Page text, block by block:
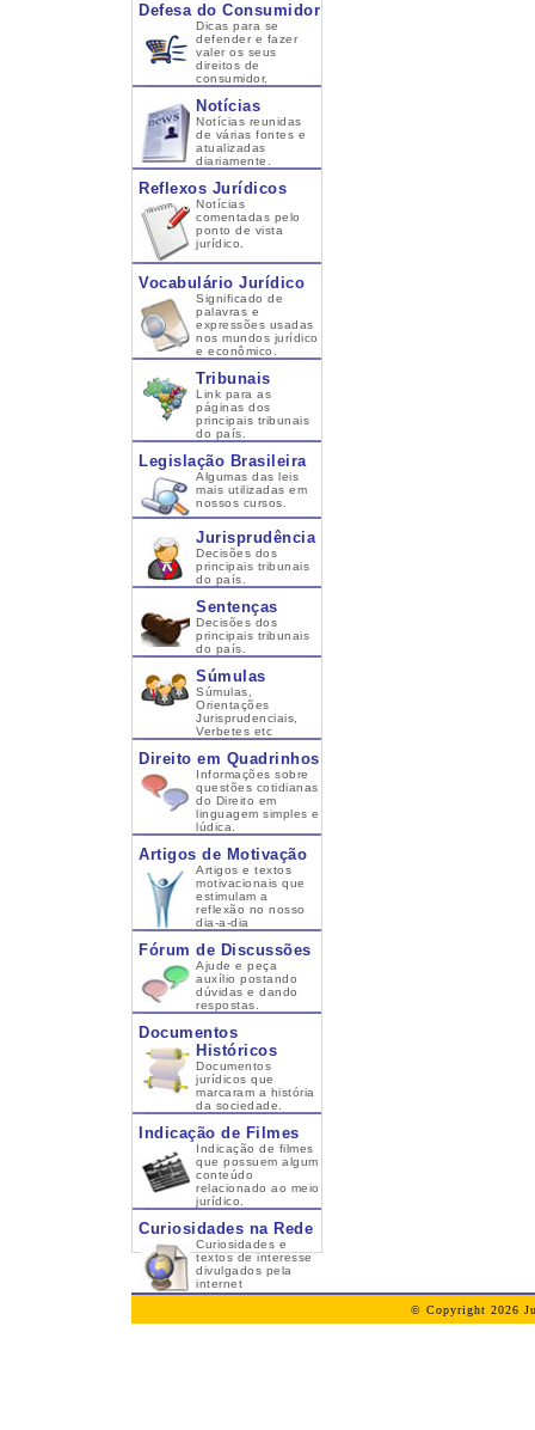
Defesa do Consumidor
Dicas para se
defender e fazer
valer os seus
direitos de
consumidor.
Notícias
Notícias reunidas
de várias fontes e
atualizadas
diariamente.
Reflexos Jurídicos
Notícias
comentadas pelo
ponto de vista
jurídico.
Vocabulário Jurídico
Significado de
palavras e
expressões usadas
nos mundos jurídico
e econômico.
Tribunais
Link para as
páginas dos
principais tribunais
do país.
Legislação Brasileira
Algumas das leis
mais utilizadas em
nossos cursos.
Jurisprudência
Decisões dos
principais tribunais
do país.
Sentenças
Decisões dos
principais tribunais
do país.
Súmulas
Súmulas,
Orientações
Jurisprudenciais,
Verbetes etc
Direito em Quadrinhos
Informações sobre
questões cotidianas
do Direito em
linguagem simples e
lúdica.
Artigos de Motivação
Artigos e textos
motivacionais que
estimulam a
reflexão no nosso
dia-a-dia
Fórum de Discussões
Ajude e peça
auxílio postando
dúvidas e dando
respostas.
Documentos
Históricos
Documentos
jurídicos que
marcaram a história
da sociedade.
Indicação de Filmes
Indicação de filmes
que possuem algum
conteúdo
relacionado ao meio
jurídico.
Curiosidades na Rede
Curiosidades e
textos de interesse
divulgados pela
internet
© Copyright 2026